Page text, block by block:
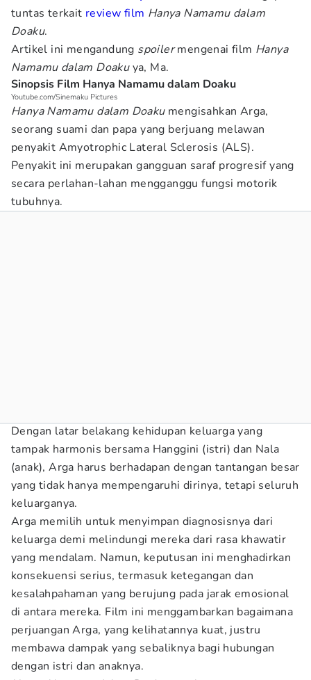
tuntas terkait review film Hanya Namamu dalam
Doaku.
Artikel ini mengandung spoilermengenai film Hanya
Namamu dalam Doakuya, Ma.
Sinopsis Film Hanya Namamu dalam Doaku
Youtube.com/Sinemaku Pictures
Hanya Namamu dalam Doakumengisahkan Arga,
seorang suami dan papa yang berjuang melawan
penyakit Amyotrophic Lateral Sclerosis (ALS).
Penyakit ini merupakan gangguan saraf progresif yang
secara perlahan-lahan mengganggu fungsi motorik
tubuhnya.
Dengan latar belakang kehidupan keluarga yang
tampak harmonis bersama Hanggini (istri) dan Nala
(anak), Arga harus berhadapan dengan tantangan besar
yang tidak hanya mempengaruhi dirinya, tetapi seluruh
keluarganya.
Arga memilih untuk menyimpan diagnosisnya dari
keluarga demi melindungi mereka dari rasa khawatir
yang mendalam. Namun, keputusan ini menghadirkan
konsekuensi serius, termasuk ketegangan dan
kesalahpahaman yang berujung pada jarak emosional
di antara mereka. Film ini menggambarkan bagaimana
perjuangan Arga, yang kelihatannya kuat, justru
membawa dampak yang sebaliknya bagi hubungan
dengan istri dan anaknya.